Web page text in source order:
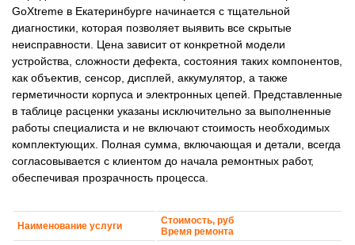
GoXtreme в Екатеринбурге начинается с тщательной
диагностики, которая позволяет выявить все скрытые
неисправности. Цена зависит от конкретной модели
устройства, сложности дефекта, состояния таких компонентов,
как объектив, сенсор, дисплей, аккумулятор, а также
герметичности корпуса и электронных цепей. Представленные
в таблице расценки указаны исключительно за выполненные
работы специалиста и не включают стоимость необходимых
комплектующих. Полная сумма, включающая и детали, всегда
согласовывается с клиентом до начала ремонтных работ,
обеспечивая прозрачность процесса.
Наименование услуги
Стоимость, руб
Время ремонта